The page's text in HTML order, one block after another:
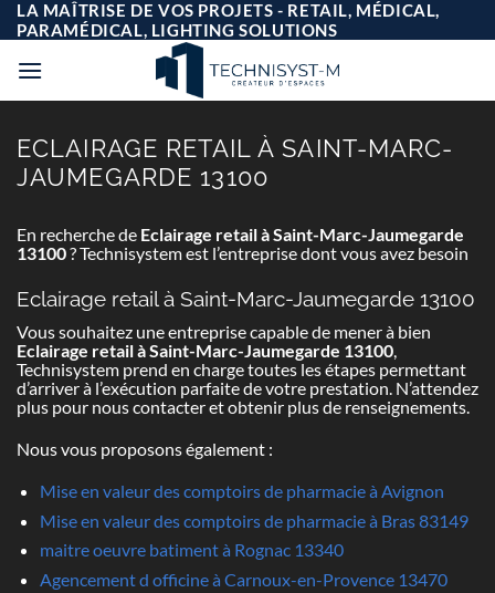
Passer
au
contenu
LA MAÎTRISE DE VOS PROJETS - RETAIL, MÉDICAL,
PARAMÉDICAL, LIGHTING SOLUTIONS
ECLAIRAGE RETAIL À SAINT-MARC-
JAUMEGARDE 13100
En recherche de Eclairage retail à Saint-Marc-Jaumegarde
13100? Technisystem est l’entreprise dont vous avez besoin
Eclairage retail à Saint-Marc-Jaumegarde 13100
Vous souhaitez une entreprise capable de mener à bien
Eclairage retail à Saint-Marc-Jaumegarde 13100,
Technisystem prend en charge toutes les étapes permettant
d’arriver à l’exécution parfaite de votre prestation. N’attendez
plus pour nous contacter et obtenir plus de renseignements.
Nous vous proposons également :
Mise en valeur des comptoirs de pharmacie à Avignon
Mise en valeur des comptoirs de pharmacie à Bras 83149
maitre oeuvre batiment à Rognac 13340
Agencement d officine à Carnoux-en-Provence 13470